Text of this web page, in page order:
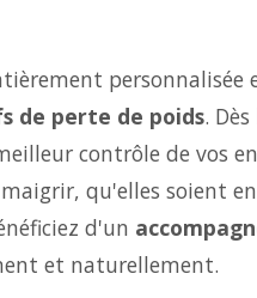
personnalisée
de perte de poids.
contrôle de vos
qu'elles soient
d'un
et naturellement.